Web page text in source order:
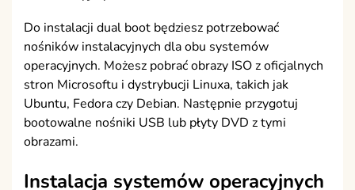
Do instalacji dual boot będziesz potrzebować
nośników instalacyjnych dla obu systemów
operacyjnych. Możesz pobrać obrazy ISO z oficjalnych
stron Microsoftu i dystrybucji Linuxa, takich jak
Ubuntu, Fedora czy Debian. Następnie przygotuj
bootowalne nośniki USB lub płyty DVD z tymi
obrazami.
Instalacja systemów operacyjnych